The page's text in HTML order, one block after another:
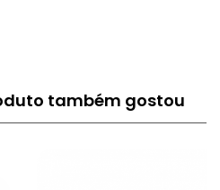
também gostou